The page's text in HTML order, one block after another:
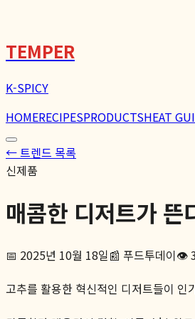
TEMPER
K-SPICY
HOMERECIPESPRODUCTSHEAT
← 트렌드 목록
신제품
매콤한 디저트가 뜬
📅 2025년 10월 18일📰 푸드투데이👁️
고추를 활용한 혁신적인 디저트들이 인